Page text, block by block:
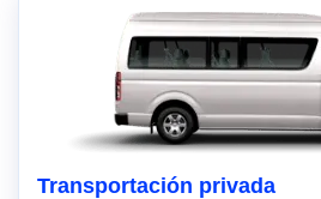
Transportación privada